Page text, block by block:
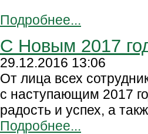
Подробнее...
С Новым 2017
29.12.2016 13:06
От лица всех
с наступающим 2017
радость и успех, а
Подробнее...